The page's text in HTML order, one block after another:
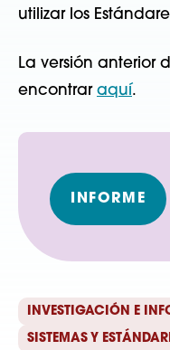
utilizar los
La versión anterior
encontrar aquí.
INFORME
INVESTIGACIÓN E
SISTEMAS Y